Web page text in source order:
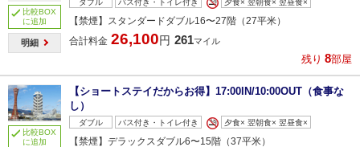
比較BOX
に追加
明細
【禁煙】スタンダードダブル16〜27階（27平米）
合計料金 26,100円 261マイル
残り 8部屋
比較BOX
に追加
【ショートステイだからお得】17:00IN/10:00OUT（食事な
し）
ダブル バス付き・トイレ付き 夕食× 翌朝食× 翌昼食×
【禁煙】デラックスダブル6〜15階（37平米）